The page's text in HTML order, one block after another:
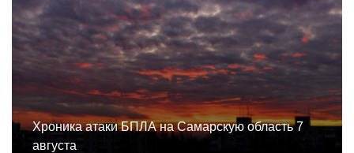
Хроника атаки БПЛА на Самарскую область 7
августа